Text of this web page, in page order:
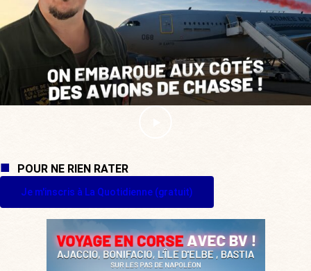
POUR NE RIEN RATER
Je m'inscris à La Quotidienne (gratuit)